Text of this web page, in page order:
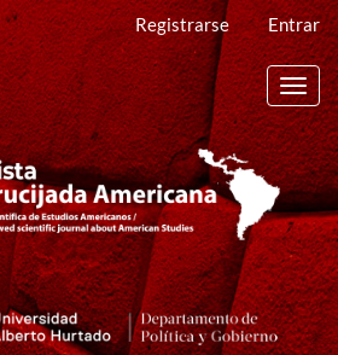
Registrarse Entrar